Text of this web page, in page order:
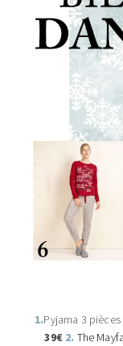
1.Pyjama 3
39€ 2. The